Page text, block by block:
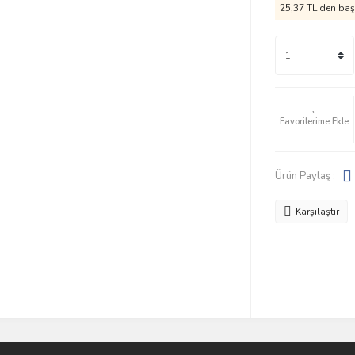
25,37 TL den
Ürün Paylaş :
Karşılaştır